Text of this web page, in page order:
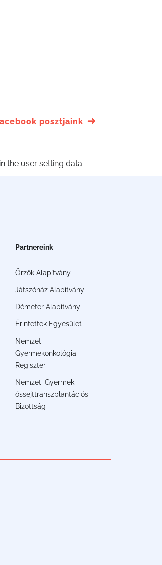
posztjaink
the user setting data
Partnereink
Őrzők Alapítvány
Játszóház Alapítvány
Déméter Alapítvány
Érintettek Egyesület
Nemzeti
Gyermekonkológiai
Regiszter
Nemzeti Gyermek-
őssejttranszplantációs
Bizottság